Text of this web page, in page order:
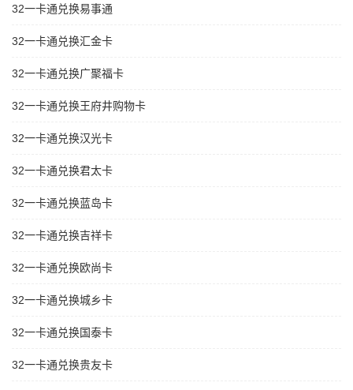
32一卡通兑换易事通
32一卡通兑换汇金卡
32一卡通兑换广聚福卡
32一卡通兑换王府井购物卡
32一卡通兑换汉光卡
32一卡通兑换君太卡
32一卡通兑换蓝岛卡
32一卡通兑换吉祥卡
32一卡通兑换欧尚卡
32一卡通兑换城乡卡
32一卡通兑换国泰卡
32一卡通兑换贵友卡